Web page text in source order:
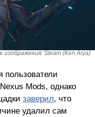
изображения: Steam (Ken Arya)
Mods, однако
заверил, что
удалил сам